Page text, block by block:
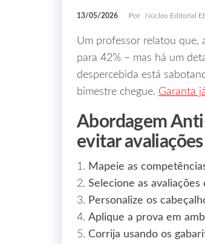
13/05/2026 Por Núcleo Editorial
Um professor relatou que,
para 42% – mas há um
despercebida está
bimestre chegue. Garanta
Abordagem
evitar
1. Mapeie as
2. Selecione as avaliações
3. Personalize os
4. Aplique a prova em
5. Corrija usando os